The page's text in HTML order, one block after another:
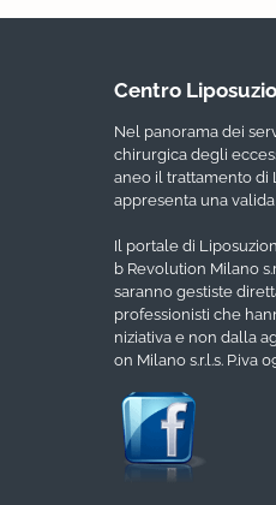
Centro
Nel panorama dei
chirurgica degli
aneo il trattamento di
appresenta una
Il portale di
b Revolution Milano
saranno gestiste
professionisti che
niziativa e non dalla
on Milano s.r.l.s. P.iva